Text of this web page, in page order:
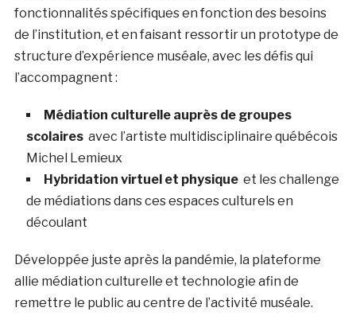
fonctionnalités spécifiques en fonction des besoins
de l’institution, et en faisant ressortir un prototype de
structure d’expérience muséale, avec les défis qui
l’accompagnent :
Médiation culturelle auprès de groupes
scolairesavec l’artiste multidisciplinaire québécois
Michel Lemieux
Hybridation virtuel et physiqueet les challenge
de médiations dans ces espaces culturels en
découlant
Développée juste après la pandémie, la plateforme
allie médiation culturelle et technologie afin de
remettre le public au centre de l’activité muséale.